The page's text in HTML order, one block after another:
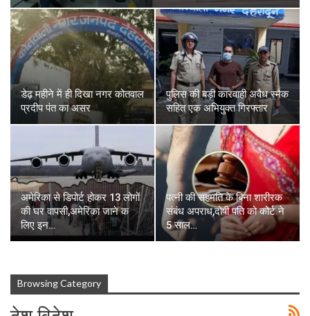
डेढ़ महीने में ही दिखा नगर कोतवाल
प्रदीप पंत का असर
पुलिस की बड़ी कारवाही अवैध स्मैक
सहित एक अभियुक्त गिरफ्तार
अमेरिका से डिपोर्ट होकर 13 लोगों
की घर वापसी,अमेरिका जाने क
लिए इन…
पत्नी की सहमति के बिना शारीरक
संबंध अपराध,दोषी पति को कोर्ट ने
5 साल…
Browsing Category